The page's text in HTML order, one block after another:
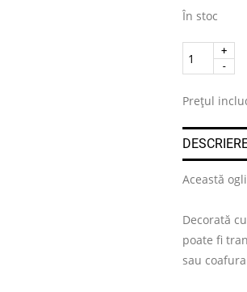
În stoc
Quantity
Prețul
Această
Decorată
poate fi
sau